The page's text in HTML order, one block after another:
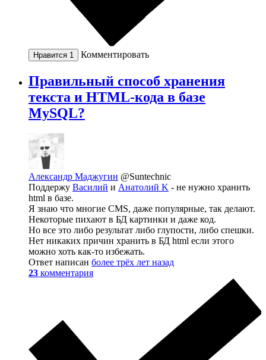
Нравится 1 Комментировать
Правильный способ хранения
текста и HTML-кода в базе
MySQL?
Александр Маджугин @Suntechnic
Поддержу Василий и Анатолий K - не нужно хранить
html в базе.
Я знаю что многие CMS, даже популярные, так делают.
Некоторые пихают в БД картинки и даже код.
Но все это либо результат либо глупости, либо спешки.
Нет никаких причин хранить в БД html если этого
можно хоть как-то избежать.
Ответ написан более трёх лет назад
23 комментария